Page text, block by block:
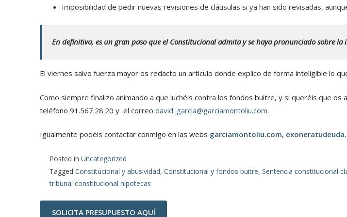
Imposibilidad de pedir nuevas revisiones de cláusulas si ya han sido revisadas,
En definitiva, es un gran paso que el Constitucional admita y se haya pronunciado sobre
El viernes salvo fuerza mayor os redacto un artículo donde explico de forma inteligible lo
Como siempre finalizo animando a que luchéis contra los fondos buitre, y si queréis que
teléfono 91.567.28.20 y el correo david_garcia@garciamontoliu.com.
Igualmente podéis contactar conmigo en las webs garciamontoliu.com,
Posted in Uncategorized
Tagged Constitucional y abusividad, Constitucional y fondos buitre, Sentencia constitucional
tribunal constitucional hipotecas
SOLICITA PRESUPUESTO AQUÍ